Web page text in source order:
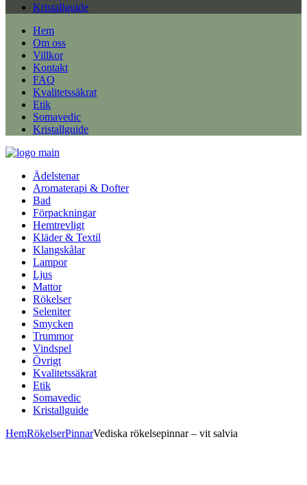
Kristallguide
Hem
Om oss
Villkor
Kontakt
FAQ
Kvalitetssäkrat
Etik
Somavedic
Kristallguide
Ädelstenar
Aromaterapi & Dofter
Bad
Förpackningar
Hemtrevligt
Kläder & Textil
Klangskålar
Lampor
Ljus
Mattor
Rökelser
Seleniter
Smycken
Trummor
Vindspel
Övrigt
Kvalitetssäkrat
Etik
Somavedic
Kristallguide
HemRökelserPinnarVediska rökelsepinnar – vit salvia